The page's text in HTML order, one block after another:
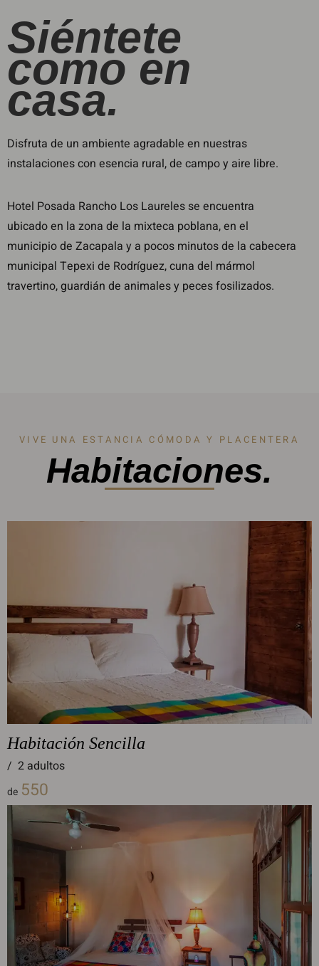
Siéntete
como en
casa.
Disfruta de un ambiente agradable en nuestras
instalaciones con esencia rural, de campo y aire libre.
Hotel Posada Rancho Los Laureles se encuentra
ubicado en la zona de la mixteca poblana, en el
municipio de Zacapala y a pocos minutos de la cabecera
municipal Tepexi de Rodríguez, cuna del mármol
travertino, guardián de animales y peces fosilizados.
VIVE UNA ESTANCIA CÓMODA Y PLACENTERA
Habitaciones.
Habitación Sencilla
/ 2 adultos
de 550